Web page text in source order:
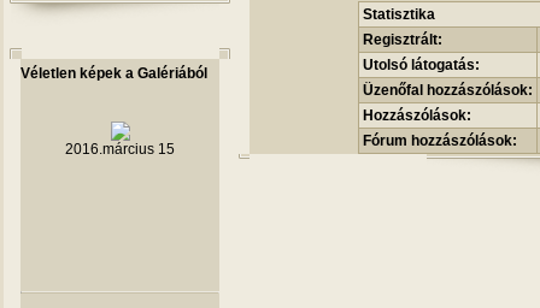
Véletlen képek a Galériából
2016.március 15
Statisztika
Regisztrált:
Utolsó látogatás:
Üzenőfal hozzászólások:
Hozzászólások:
Fórum hozzászólások: